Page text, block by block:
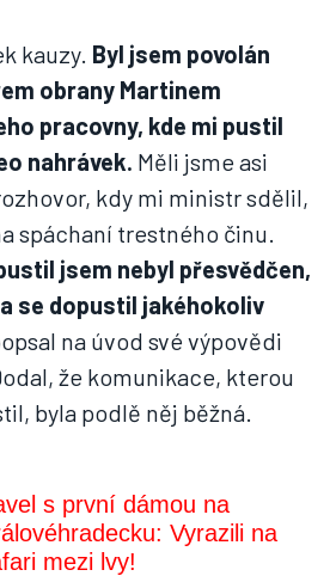
kauzy. Byl jsem povolán
obrany Martinem
pracovny, kde mi pustil
nahrávek. Měli jsme asi
kdy mi ministr sdělil,
spáchaní trestného činu.
jsem nebyl přesvědčen,
se dopustil jakéhokoliv
na úvod své výpovědi
že komunikace, kterou
byla podlě něj běžná.
s první dámou na
Vyrazili na
mezi lvy!